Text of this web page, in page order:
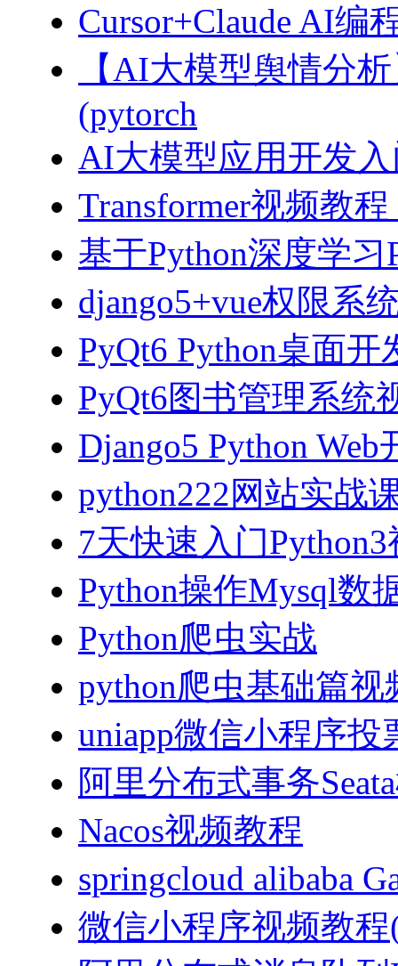
Cursor+Claude AI编
【AI大模型舆情分
(pytorch
AI大模型应用开发入
Transformer视频教
基于Python深度学
django5+vue权限系
PyQt6 Python桌面开
PyQt6图书管理系统
Django5 Python
python222网站实战
7天快速入门
Python操作Mysql数
Python爬虫实战
python爬虫基础篇视
uniapp微信小程序投
阿里分布式事务
Nacos视频教程
springcloud alibaba
微信小程序视频教程